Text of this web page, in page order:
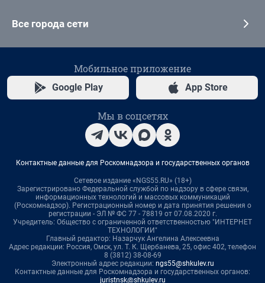
Все города сети
Мобильное приложение
Google Play App Store
Мы в соцсетях
Контактные данные для Роскомнадзора и государственных органов
Сетевое издание «NGS55.RU» (18+)
Зарегистрировано Федеральной службой по надзору в сфере связи,
информационных технологий и массовых коммуникаций
(Роскомнадзор). Регистрационный номер и дата принятия решения о
регистрации - ЭЛ № ФС 77 - 78819 от 07.08.2020 г.
Учредитель: Общество с ограниченной ответственностью "ИНТЕРНЕТ
ТЕХНОЛОГИИ"
Главный редактор: Назарчук Ангелина Алексеевна
Адрес редакции: Россия, Омск, ул. Т. К. Щербанева, 25, офис 402, телефон
8 (3812) 38-08-69
Электронный адрес редакции: ngs55@shkulev.ru
Контактные данные для Роскомнадзора и государственных органов:
juristnsk@shkulev.ru